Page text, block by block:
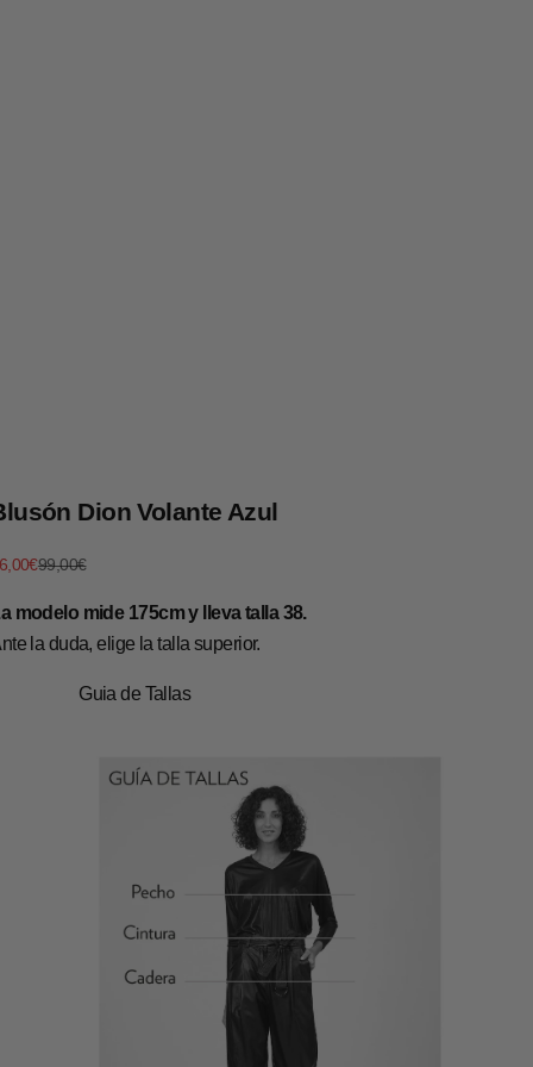
Dion Volante Azul
de oferta
Precio normal
99,00€
modelo mide 175cm y lleva talla 38.
la duda, elige la talla superior.
Guia de Tallas